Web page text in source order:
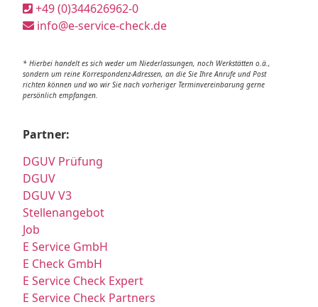
+49 (0)344626962-0
info@e-service-check.de
* Hierbei handelt es sich weder um Niederlassungen, noch Werkstätten o.ä.,
sondern um reine Korrespondenz-Adressen, an die Sie Ihre Anrufe und Post
richten können und wo wir Sie nach vorheriger Terminvereinbarung gerne
persönlich empfangen.
Partner:
DGUV Prüfung
DGUV
DGUV V3
Stellenangebot
Job
E Service GmbH
E Check GmbH
E Service Check Expert
E Service Check Partners